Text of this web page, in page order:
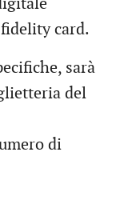
card.
sarà
del
di